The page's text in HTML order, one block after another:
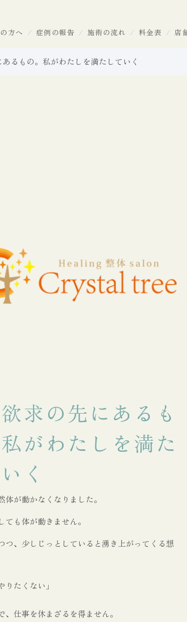
方へ 症例の報告 施術の流れ 料金表 店
るもの。私がわたしを満たしていく
求の先にあるも
がわたしを満た
く
体が動かなくなりました。
ても体が動きません。
つ、少しじっとしていると湧き上がってくる想
やりたくない」
、仕事を休まざるを得ません。